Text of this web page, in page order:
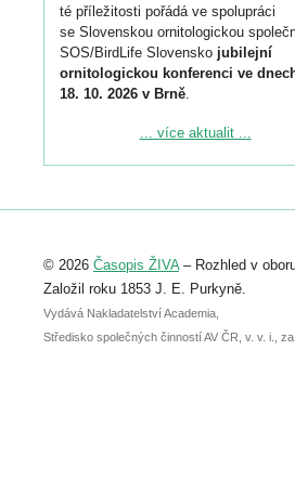
té příležitosti pořádá ve spolupráci
se Slovenskou ornitologickou
SOS/BirdLife Slovensko jubilejní
ornitologickou konferenci ve
18. 10. 2026 v Brně.
Podrobnější informace ke konferenci
Registrovat se můžete do 6. září.
abstraktu přihlášené přednášky nebo
posteru je už 30. června.
... více aktualit ...
© 2026 Časopis ŽIVA– Rozhled v
Založil roku 1853 J. E. Purkyně.
Vydává Nakladatelství Academia,
Středisko společných činností AV ČR, v. v. i.,